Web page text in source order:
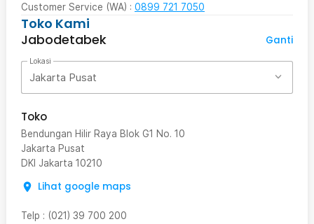
Customer Service (WA) : 0899 721 7050
Toko Kami
Jabodetabek
Ganti
Lokasi
Jakarta Pusat
Toko
Bendungan Hilir Raya Blok G1 No. 10
Jakarta Pusat
DKI Jakarta 10210
Lihat google maps
Telp : (021) 39 700 200